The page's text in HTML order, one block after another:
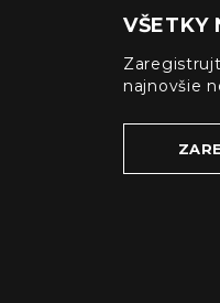
VŠETKY
najnovšie